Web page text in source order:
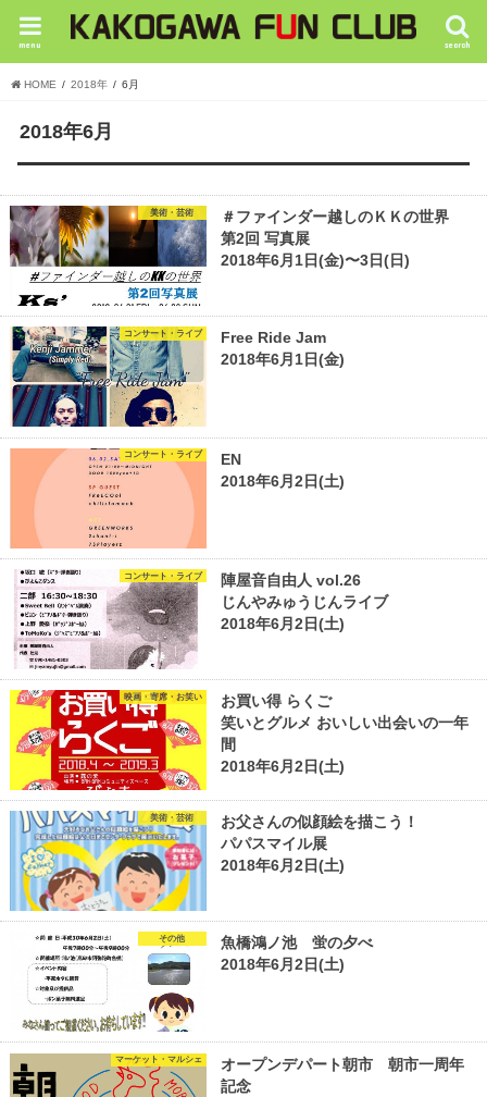
search
menu
HOME 2018年 6月
2018年6月
美術・芸術
＃ファインダー越しのＫＫの世界
第2回 写真展
2018年6月1日(金)〜3日(日)
コンサート・ライブ
Free Ride Jam
2018年6月1日(金)
コンサート・ライブ
EN
2018年6月2日(土)
コンサート・ライブ
陣屋音自由人 vol.26
じんやみゅうじんライブ
2018年6月2日(土)
映画・寄席・お笑い
お買い得 らくご
笑いとグルメ おいしい出会いの一年
間
2018年6月2日(土)
美術・芸術
お父さんの似顔絵を描こう！
パパスマイル展
2018年6月2日(土)
その他
魚橋鴻ノ池 蛍の夕べ
2018年6月2日(土)
マーケット・マルシェ
オープンデパート朝市 朝市一周年
記念